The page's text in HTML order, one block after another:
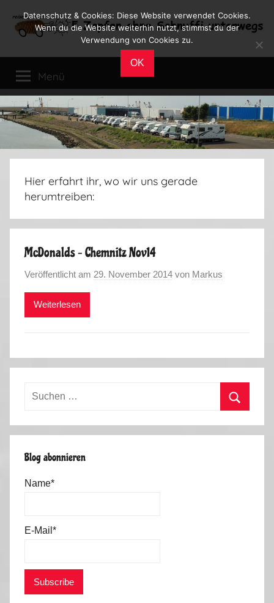
Inhalt
Reiseblog
Leben
im
Wohnmobil
Menü
Hier erfahrt ihr, wo wir uns gerade
herumtreiben:
McDonalds – Chemnitz Nov14
Veröffentlicht am 29. November 2014 von Markus
Weiterlesen
Suchen
Blog abonnieren
Name*
E-Mail*
Datenschutz & Cookies: Diese Website verwendet Cookies.
Wenn du die Website weiterhin nutzt, stimmst du der
Verwendung von Cookies zu.
OK